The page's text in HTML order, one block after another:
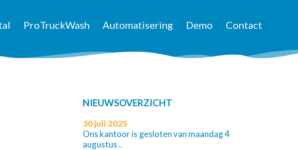
ProTruckWash Automatisering Demo Contact
NIEUWSOVERZICHT
30 juli 2025
Ons kantoor is gesloten van maandag 4
augustus ..